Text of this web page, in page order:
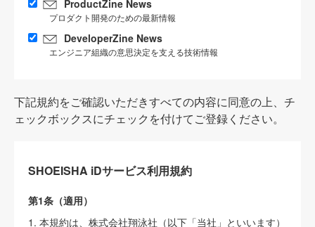
ProductZine News
プロダクト開発のための最新情報
DeveloperZine News
エンジニア組織の意思決定を支える技術情報
下記規約をご確認いただきすべての内容に同意の上、チ
ェックボックスにチェックを付けてご登録ください。
SHOEISHA iDサービス利用規約
第1条（適用）
1. 本規約は、株式会社翔泳社（以下「当社」といいます）